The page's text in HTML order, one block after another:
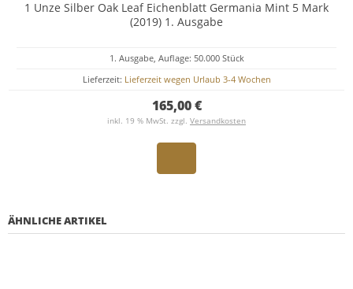
1 Unze Silber Oak Leaf Eichenblatt Germania Mint 5 Mark
(2019) 1. Ausgabe
1. Ausgabe, Auflage: 50.000 Stück
Lieferzeit: Lieferzeit wegen Urlaub 3-4 Wochen
165,00 €
inkl. 19 % MwSt. zzgl. Versandkosten
ÄHNLICHE ARTIKEL